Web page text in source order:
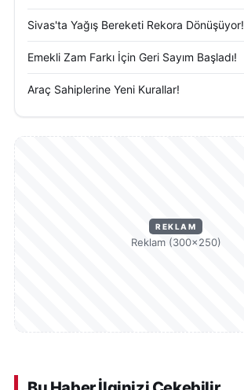
Sivas'ta Yağış Bereketi Rekora Dönüşüyor!
Emekli Zam Farkı İçin Geri Sayım Başladı!
Araç Sahiplerine Yeni Kurallar!
REKLAM
Reklam (300×250)